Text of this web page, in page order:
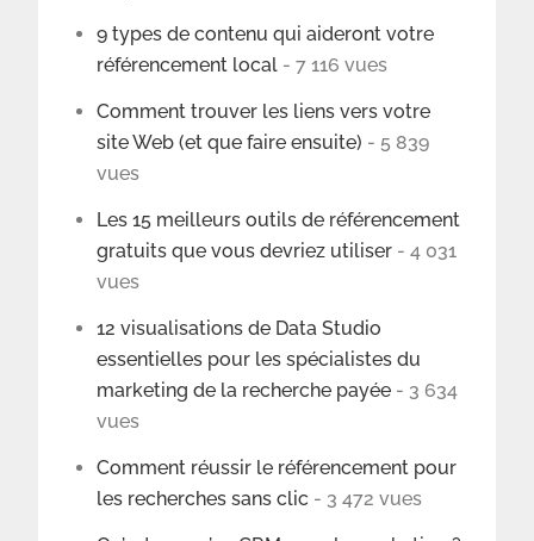
9 types de contenu qui aideront votre
référencement local - 7 116 vues
Comment trouver les liens vers votre
site Web (et que faire ensuite) - 5 839
vues
Les 15 meilleurs outils de référencement
gratuits que vous devriez utiliser - 4 031
vues
12 visualisations de Data Studio
essentielles pour les spécialistes du
marketing de la recherche payée - 3 634
vues
Comment réussir le référencement pour
les recherches sans clic - 3 472 vues